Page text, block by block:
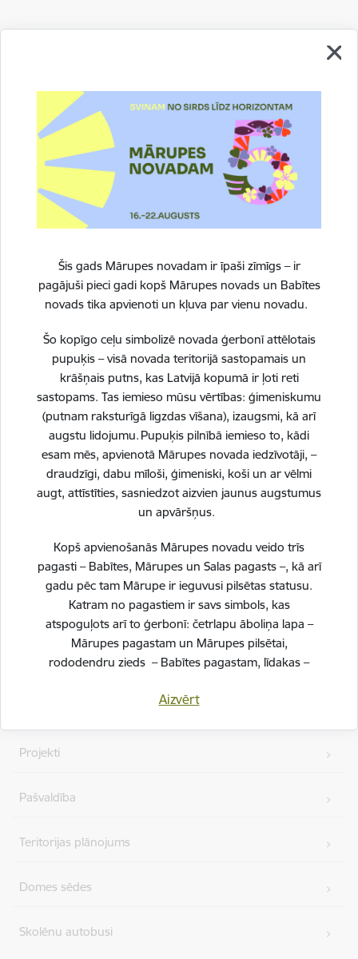
Šis gads Mārupes novadam ir īpaši zīmīgs – ir
pagājuši pieci gadi kopš Mārupes novads un Babītes
novads tika apvienoti un kļuva par vienu novadu.
Šo kopīgo ceļu simbolizē novada ģerbonī attēlotais
pupuķis – visā novada teritorijā sastopamais un
krāšņais putns, kas Latvijā kopumā ir ļoti reti
sastopams. Tas iemieso mūsu vērtības: ģimeniskumu
(putnam raksturīgā ligzdas vīšana), izaugsmi, kā arī
augstu lidojumu. Pupuķis pilnībā iemieso to, kādi
esam mēs, apvienotā Mārupes novada iedzīvotāji, –
draudzīgi, dabu mīloši, ģimeniski, koši un ar vēlmi
augt, attīstīties, sasniedzot aizvien jaunus augstumus
un apvāršņus.
Kopš apvienošanās Mārupes novadu veido trīs
pagasti – Babītes, Mārupes un Salas pagasts –, kā arī
gadu pēc tam Mārupe ir ieguvusi pilsētas statusu.
Katram no pagastiem ir savs simbols, kas
atspoguļots arī to ģerbonī: četrlapu āboliņa lapa –
Mārupes pagastam un Mārupes pilsētai,
rododendru zieds – Babītes pagastam, līdakas –
simbolus vienotā, stilizētā vizuālā rakstā – kā stāstu
par mums pašiem. Mēs esam dažādi, bet kopā
Aizvērt
Vai šī informācija bija noderīga?
Esi pirmais, kurš uzzina!
Piesakies jaunumu saņemšanai savā e-pastā.
Kājene
Ātrās saites
Jaunumi
Projekti
Pašvaldība
Teritorijas plānojums
Domes sēdes
Skolēnu autobusi